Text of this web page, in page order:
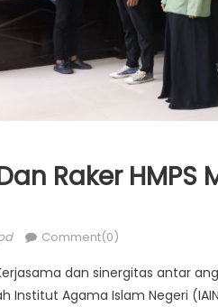
Raker HMPS
Comment(0)
dan sinergitas antar
Institut Agama Islam Negeri